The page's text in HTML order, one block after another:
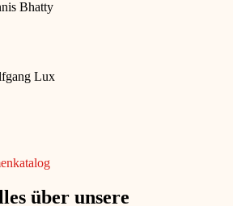
über unsere